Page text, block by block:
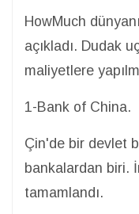
HowMuch
açıkladı. Dudak
maliyetlere
1-Bank of China.
Çin'de bir devlet
bankalardan biri.
tamamlandı.